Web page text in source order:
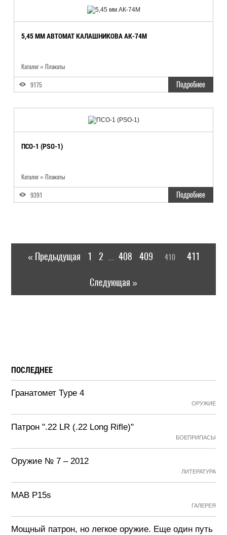
5,45 ММ АВТОМАТ КАЛАШНИКОВА АК-74М
Каталог» Плакаты
9175 Подробнее
ПСО-1 (PSO-1)
Каталог» Плакаты
9391 Подробнее
« Предыдущая 1 2 408 409 410 411
Следующая »
ПОСЛЕДНЕЕ
Гранатомет Type 4
ОРУЖИЕ
Патрон ".22 LR (.22 Long Rifle)"
БОЕПРИПАСЫ
Оружие № 7 – 2012
ЛИТЕРАТУРА
MAB P15s
ГАЛЕРЕЯ
Мощный патрон, но легкое оружие. Еще один путь